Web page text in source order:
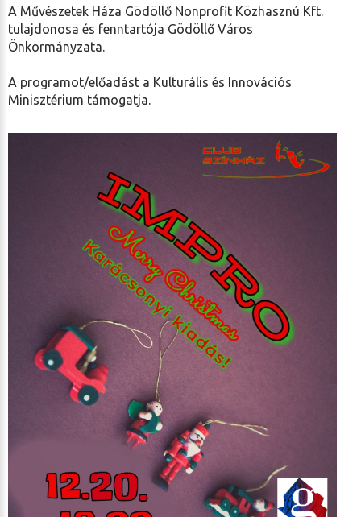
A Művészetek Háza Gödöllő Nonprofit Közhasznú Kft.
tulajdonosa és fenntartója Gödöllő Város
Önkormányzata.
A programot/előadást a Kulturális és Innovációs
Minisztérium támogatja.